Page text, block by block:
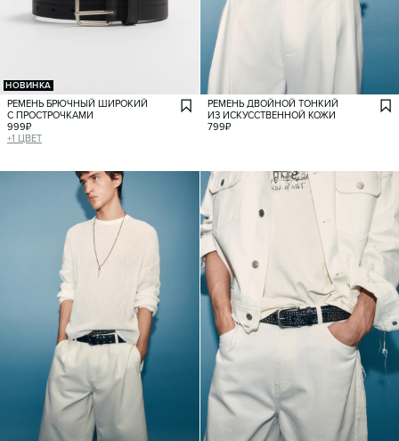
НОВИНКА
РЕМЕНЬ БРЮЧНЫЙ ШИРОКИЙ
С ПРОСТРОЧКАМИ
999₽
+1 ЦВЕТ
РЕМЕНЬ ДВОЙНОЙ ТОНКИЙ
ИЗ ИСКУССТВЕННОЙ КОЖИ
799₽